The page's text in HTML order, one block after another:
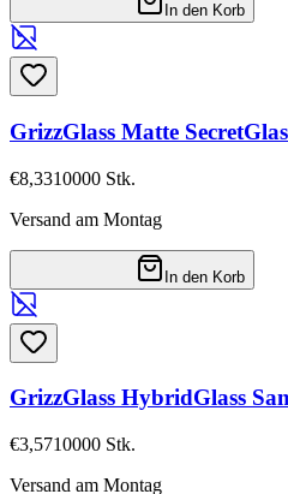
In den Korb
GrizzGlass Matte
€8,3310000 Stk.
Versand am Montag
In den Korb
GrizzGlass HybridGlass
€3,5710000 Stk.
Versand am Montag